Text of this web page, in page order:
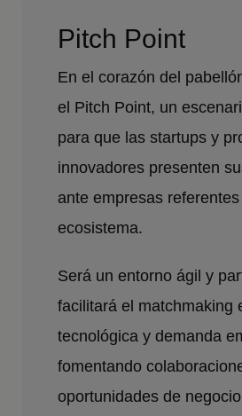
Pitch Point
En el corazón del
el Pitch Point, un
para que las startups y
innovadores presenten
ante empresas
ecosistema.
Será un entorno ágil y
facilitará el matchmaking
tecnológica y demanda
fomentando
oportunidades de negocio